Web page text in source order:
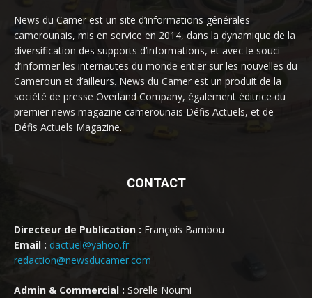
News du Camer est un site d’informations générales
camerounais, mis en service en 2014, dans la dynamique de la
diversification des supports d’informations, et avec le souci
d’informer les internautes du monde entier sur les nouvelles du
Cameroun et d’ailleurs. News du Camer est un produit de la
société de presse Overland Company, également éditrice du
premier news magazine camerounais Défis Actuels, et de
Défis Actuels Magazine.
CONTACT
Directeur de Publication : François Bambou
Email : dactuel@yahoo.fr
redaction@newsducamer.com
Admin & Commercial : Sorelle Noumi